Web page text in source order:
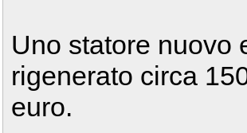
Uno statore nuovo
rigenerato circa
euro.